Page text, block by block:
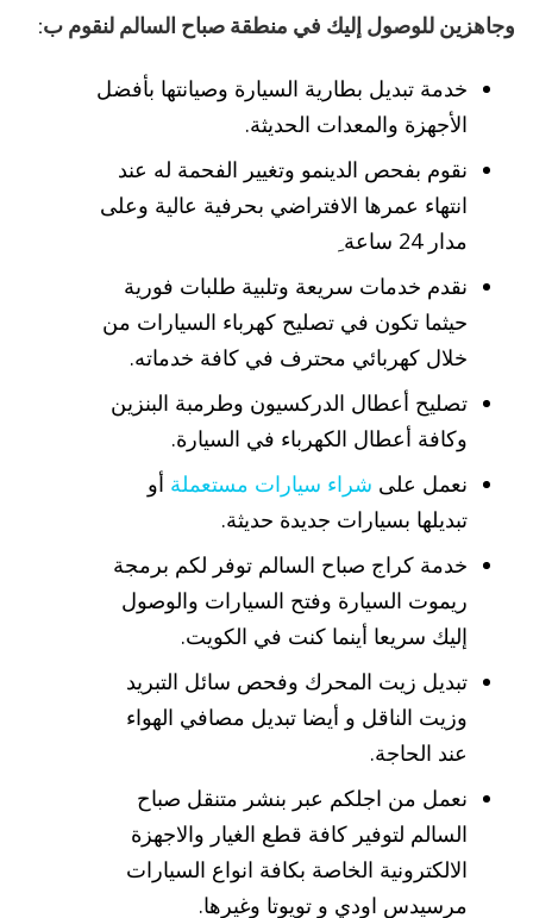
وجاهزين للوصول إليك في منطقة صباح السالم لنقوم ب:
خدمة تبديل بطارية السيارة وصيانتها بأفضل
الأجهزة والمعدات الحديثة.
نقوم بفحص الدينمو وتغيير الفحمة له عند
انتهاء عمرها الافتراضي بحرفية عالية وعلى
مدار 24 ساعة ِ
نقدم خدمات سريعة وتلبية طلبات فورية
حيثما تكون في تصليح كهرباء السيارات من
خلال كهربائي محترف في كافة خدماته.
تصليح أعطال الدركسيون وطرمبة البنزين
وكافة أعطال الكهرباء في السيارة.
نعمل على شراء سيارات مستعملة أو
تبديلها بسيارات جديدة حديثة.
خدمة كراج صباح السالم توفر لكم برمجة
ريموت السيارة وفتح السيارات والوصول
إليك سريعا أينما كنت في الكويت.
تبديل زيت المحرك وفحص سائل التبريد
وزيت الناقل و أيضا تبديل مصافي الهواء
عند الحاجة.
نعمل من اجلكم عبر بنشر متنقل صباح
السالم لتوفير كافة قطع الغيار والاجهزة
الالكترونية الخاصة بكافة انواع السيارات
مرسيدس اودي و تويوتا وغيرها.